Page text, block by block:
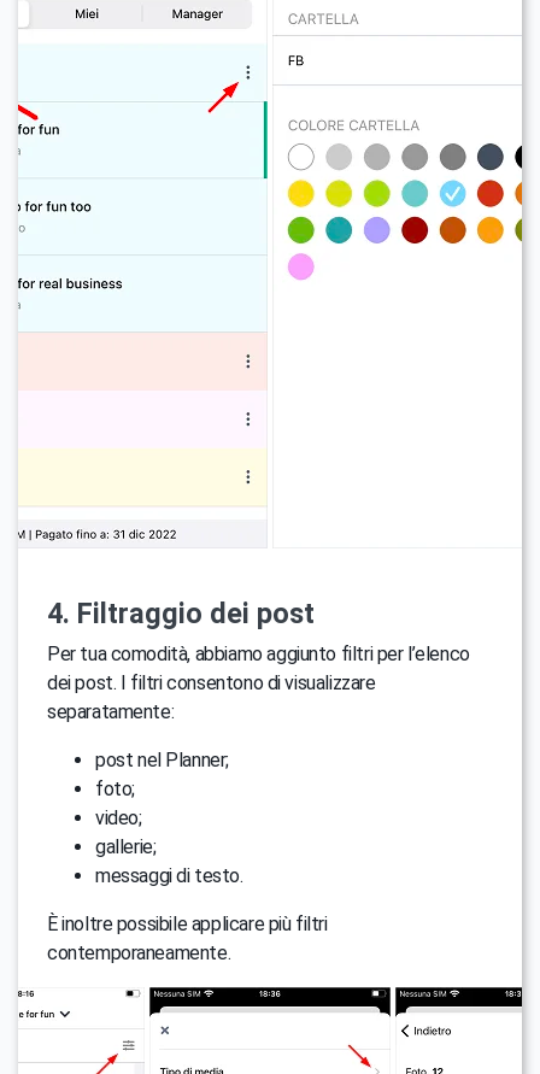
4. Filtraggio dei post
Per tua comodità, abbiamo aggiunto filtri per l’elenco
dei post. I filtri consentono di visualizzare
separatamente:
post nel Planner;
foto;
video;
gallerie;
messaggi di testo.
È inoltre possibile applicare più filtri
contemporaneamente.